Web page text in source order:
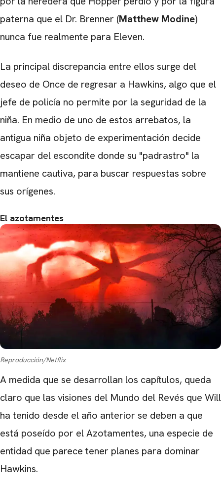
paterna que el Dr. Brenner (Matthew Modine)
nunca fue realmente para Eleven.
La principal discrepancia entre ellos surge del
deseo de Once de regresar a Hawkins, algo que el
jefe de policía no permite por la seguridad de la
niña. En medio de uno de estos arrebatos, la
antigua niña objeto de experimentación decide
escapar del escondite donde su "padrastro" la
mantiene cautiva, para buscar respuestas sobre
sus orígenes.
El azotamentes
Reproducción/Netflix
A medida que se desarrollan los capítulos, queda
claro que las visiones del Mundo del Revés que Will
ha tenido desde el año anterior se deben a que
está poseído por el Azotamentes, una especie de
entidad que parece tener planes para dominar
Hawkins.